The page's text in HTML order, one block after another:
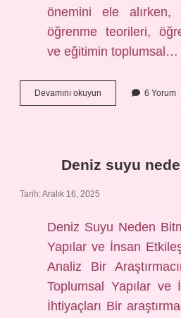
önemini ele alırken,
öğrenme teorileri,
ve eğitimin toplumsal…
Devamını okuyun Sayıltılar
ne
6 Yorum
Deniz suyu
Tarih: Aralık 16, 2025
Deniz Suyu Neden
Yapılar ve İnsan
Analiz Bir
Toplumsal Yapılar ve
İhtiyaçları Bir